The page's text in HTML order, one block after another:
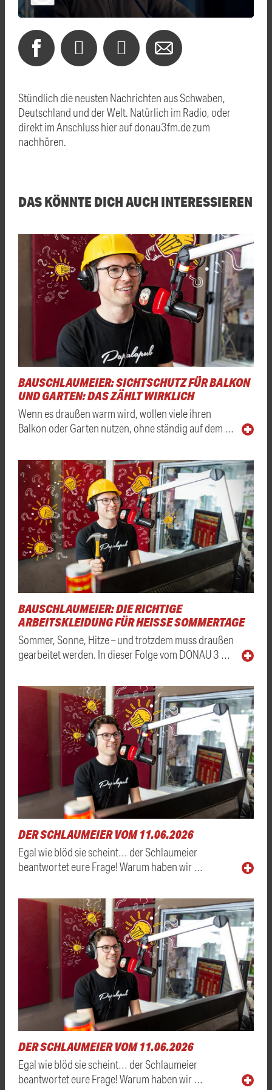
Stündlich die neusten Nachrichten aus Schwaben,
Deutschland und der Welt. Natürlich im Radio, oder
direkt im Anschluss hier auf donau3fm.de zum
nachhören.
DAS KÖNNTE DICH AUCH INTERESSIEREN
BAUSCHLAUMEIER: SICHTSCHUTZ FÜR BALKON
UND GARTEN: DAS ZÄHLT WIRKLICH
Wenn es draußen warm wird, wollen viele ihren
Balkon oder Garten nutzen, ohne ständig auf dem …
BAUSCHLAUMEIER: DIE RICHTIGE
ARBEITSKLEIDUNG FÜR HEISSE SOMMERTAGE
Sommer, Sonne, Hitze – und trotzdem muss draußen
gearbeitet werden. In dieser Folge vom DONAU 3 …
DER SCHLAUMEIER VOM 11.06.2026
Egal wie blöd sie scheint… der Schlaumeier
beantwortet eure Frage! Warum haben wir …
DER SCHLAUMEIER VOM 11.06.2026
Egal wie blöd sie scheint… der Schlaumeier
beantwortet eure Frage! Warum haben wir …